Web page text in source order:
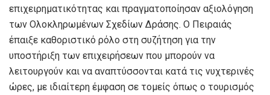
επιχειρηματικότητας και πραγματοποίησαν αξιολόγηση
των Ολοκληρωμένων Σχεδίων Δράσης. Ο Πειραιάς
έπαιξε καθοριστικό ρόλο στη συζήτηση για την
υποστήριξη των επιχειρήσεων που μπορούν να
λειτουργούν και να αναπτύσσονται κατά τις νυχτερινές
ώρες, με ιδιαίτερη έμφαση σε τομείς όπως ο τουρισμός